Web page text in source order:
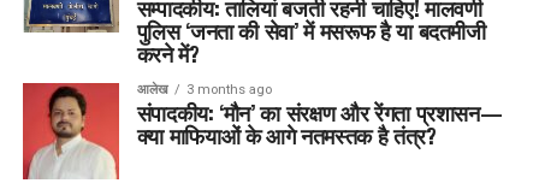
सम्पादकीय: तालियां बजती रहनी चाहिए! मालवणी
पुलिस ‘जनता की सेवा’ में मसरूफ है या बदतमीजी
करने में?
आलेख 3 months ago
संपादकीय: ‘मौन’ का संरक्षण और रेंगता प्रशासन—
क्या माफियाओं के आगे नतमस्तक है तंत्र?